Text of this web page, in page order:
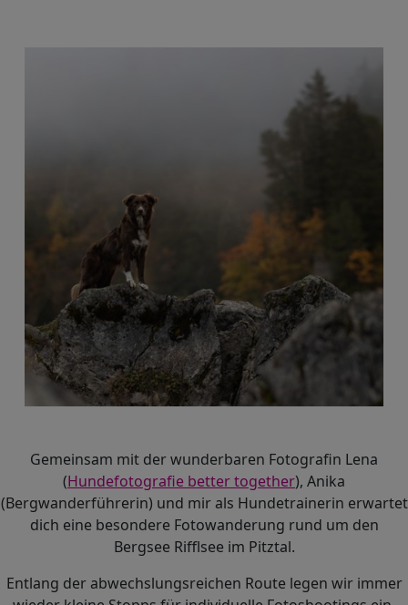
Gemeinsam mit der wunderbaren Fotografin Lena
(Hundefotografie better together), Anika
(Bergwanderführerin) und mir als Hundetrainerin erwartet
dich eine besondere Fotowanderung rund um den
Bergsee Rifflsee im Pitztal.
Entlang der abwechslungsreichen Route legen wir immer